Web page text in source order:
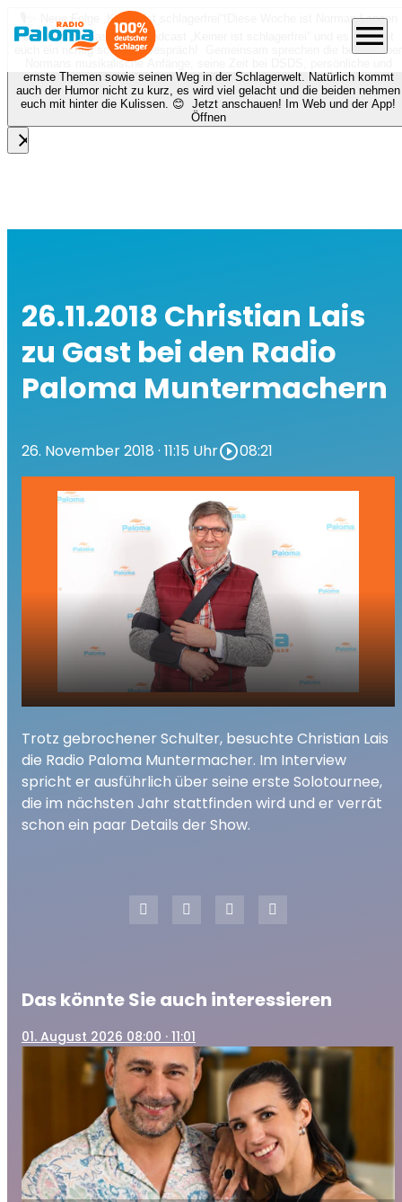
🎙️✨ Neue Folge „Keiner ist schlagerfrei“!
Diese Woche ist Norman Langen
bei Nora zu Gast beim Podcast „Keiner ist schlagerfrei“ und es erwartet
euch ein richtig schönes Gespräch! Gemeinsam sprechen die beiden über
Normans musikalische Anfänge, seine Zeit bei DSDS, persönliche und
ernste Themen sowie seinen Weg in der Schlagerwelt. Natürlich kommt
auch der Humor nicht zu kurz, es wird viel gelacht und die beiden nehmen
euch mit hinter die Kulissen. 😊 Jetzt anschauen! Im Web und der App!
Öffnen
close
menu
26.11.2018 Christian Lais
zu Gast bei den Radio
Paloma Muntermachern
26. November 2018 · 11:15 Uhrplay_circle_outline08:21
play_arrow 26.11.2018 Christian Lais zu Gast bei den
Radio Paloma Muntermachern
00:00
Trotz gebrochener Schulter, besuchte Christian Lais
die Radio Paloma Muntermacher. Im Interview
spricht er ausführlich über seine erste Solotournee,
die im nächsten Jahr stattfinden wird und er verrät
schon ein paar Details der Show.
Das könnte Sie auch interessieren
01. August 2026 08:00 · 11:01